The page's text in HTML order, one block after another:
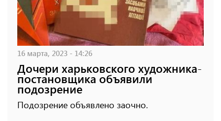
16 марта, 2023 - 14:26
Дочери харьковского художника-
постановщика объявили
подозрение
Подозрение объявлено заочно.